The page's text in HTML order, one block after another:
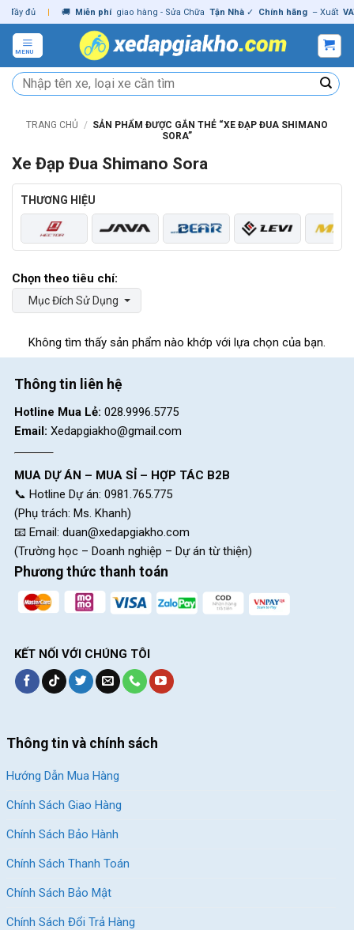
Skip
to
content
| 🚚 Miễn phí giao hàng - Sửa Chữa Tận Nhà ✓ Chính hãng – Xuất VAT đầy
MENU
Tìm
kiếm:
TRANG CHỦ / SẢN PHẨM ĐƯỢC GẮN THẺ “XE ĐẠP ĐUA SHIMANO
SORA”
Xe Đạp Đua Shimano Sora
THƯƠNG HIỆU
Mục Đích Sử Dụng
Không tìm thấy sản phẩm nào khớp với lựa chọn của bạn.
Thông tin liên hệ
Hotline Mua Lẻ: 028.9996.5775
Email: Xedapgiakho@gmail.com
MUA DỰ ÁN – MUA SỈ – HỢP TÁC B2B
📞 Hotline Dự án: 0981.765.775
(Phụ trách: Ms. Khanh)
📧 Email: duan@xedapgiakho.com
(Trường học – Doanh nghiệp – Dự án từ thiện)
Phương thức thanh toán
KẾT NỐI VỚI CHÚNG TÔI
Thông tin và chính sách
Hướng Dẫn Mua Hàng
Chính Sách Giao Hàng
Chính Sách Bảo Hành
Chính Sách Thanh Toán
Chính Sách Bảo Mật
Chính Sách Đổi Trả Hàng